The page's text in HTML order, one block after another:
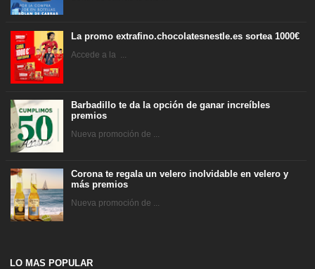
La promo extrafino.chocolatesnestle.es sortea 1000€
Accede a la ...
Barbadillo te da la opción de ganar increíbles
premios
Nueva promoción de ...
Corona te regala un velero inolvidable en velero y
más premios
Nueva promoción de ...
LO MAS POPULAR